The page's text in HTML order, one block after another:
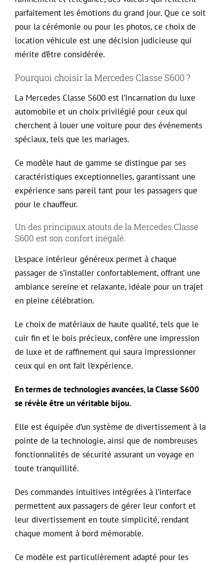
parfaitement les émotions du grand jour. Que ce soit
pour la cérémonie ou pour les photos, ce choix de
location véhicule est une décision judicieuse qui
mérite d’être considérée.
Pourquoi choisir la Mercedes Classe S600 ?
La Mercedes Classe S600 est l’incarnation du luxe
automobile et un choix privilégié pour ceux qui
cherchent à louer une voiture pour des événements
spéciaux, tels que les mariages.
Ce modèle haut de gamme se distingue par ses
caractéristiques exceptionnelles, garantissant une
expérience sans pareil tant pour les passagers que
pour le chauffeur.
Un des principaux atouts de la Mercedes Classe
S600 est son confort inégalé.
L’espace intérieur généreux permet à chaque
passager de s’installer confortablement, offrant une
ambiance sereine et relaxante, idéale pour un trajet
en pleine célébration.
Le choix de matériaux de haute qualité, tels que le
cuir fin et le bois précieux, confère une impression
de luxe et de raffinement qui saura impressionner
ceux qui en ont fait l’expérience.
En termes de technologies avancées, la Classe S600
se révèle être un véritable bijou.
Elle est équipée d’un système de divertissement à la
pointe de la technologie, ainsi que de nombreuses
fonctionnalités de sécurité assurant un voyage en
toute tranquillité.
Des commandes intuitives intégrées à l’interface
permettent aux passagers de gérer leur confort et
leur divertissement en toute simplicité, rendant
chaque moment à bord mémorable.
Ce modèle est particulièrement adapté pour les